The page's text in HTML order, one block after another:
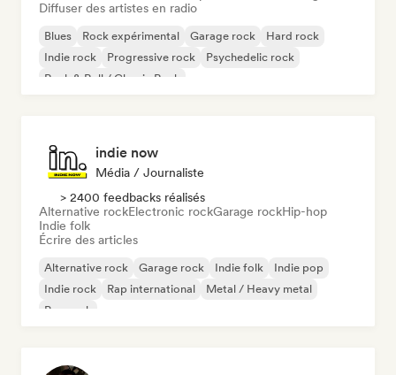
Diffuser des artistes en radio
Blues Rock expérimental Garage rock
Hard rock
Indie rock
Progressive rock
Psychedelic rock
Rock & Roll / Classic Rock
indie now
Média / Journaliste
> 2400 feedbacks réalisés
Alternative rockElectronic rockGarage rockHip-hop
Indie folk
Écrire des articles
Alternative rock Garage rock Indie folk
Indie pop
Indie rock
Rap international
Metal / Heavy metal
Pop rock